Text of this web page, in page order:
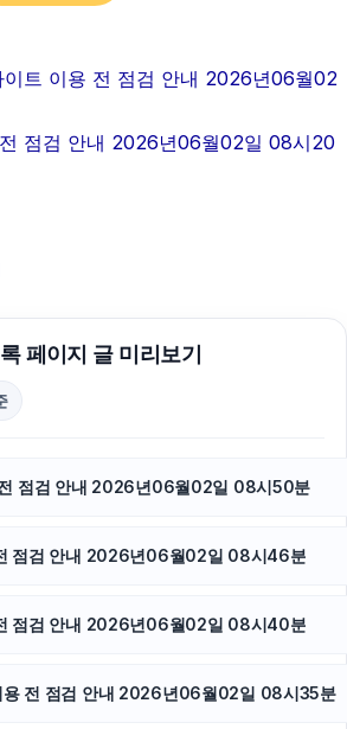
네이버 검색광고
병원마케팅
폰테크
대전이혼전문변호사
이트 이용 전 점검 안내 2026년06월02
점검 안내 2026년06월02일 08시20
페이지 글 미리보기
점검 안내 2026년06월02일 08시50분
점검 안내 2026년06월02일 08시46분
점검 안내 2026년06월02일 08시40분
용 전 점검 안내 2026년06월02일 08시35분